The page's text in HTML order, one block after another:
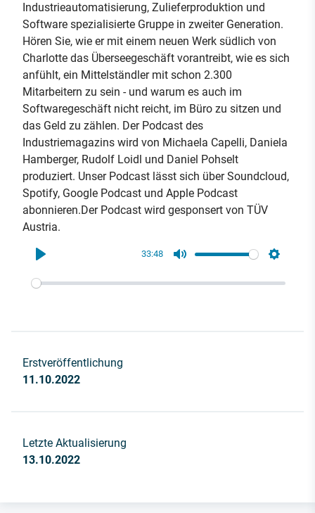
Industrieautomatisierung, Zulieferproduktion und
Software spezialisierte Gruppe in zweiter Generation.
Hören Sie, wie er mit einem neuen Werk südlich von
Charlotte das Überseegeschäft vorantreibt, wie es sich
anfühlt, ein Mittelständler mit schon 2.300
Mitarbeitern zu sein - und warum es auch im
Softwaregeschäft nicht reicht, im Büro zu sitzen und
das Geld zu zählen. Der Podcast des
Industriemagazins wird von Michaela Capelli, Daniela
Hamberger, Rudolf Loidl und Daniel Pohselt
produziert. Unser Podcast lässt sich über Soundcloud,
Spotify, Google Podcast und Apple Podcast
abonnieren.Der Podcast wird gesponsert von TÜV
Austria.
33:48
Erstveröffentlichung
11.10.2022
Letzte Aktualisierung
13.10.2022